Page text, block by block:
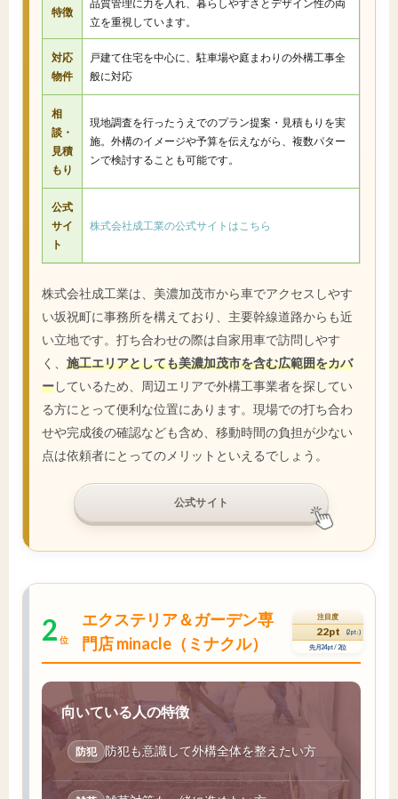
特徴
品質管理に力を入れ、暮らしやすさとデザイン性の両
立を重視しています。
対応
物件
戸建て住宅を中心に、駐車場や庭まわりの外構工事全
般に対応
相
談・
見積
もり
現地調査を行ったうえでのプラン提案・見積もりを実
施。外構のイメージや予算を伝えながら、複数パター
ンで検討することも可能です。
公式
サイ
ト
株式会社成工業の公式サイトはこちら
株式会社成工業は、美濃加茂市から車でアクセスしやす
い坂祝町に事務所を構えており、主要幹線道路からも近
い立地です。打ち合わせの際は自家用車で訪問しやす
く、 施工エリアとしても美濃加茂市を含む広範囲をカバ
ーしているため、周辺エリアで外構工事業者を探してい
る方にとって便利な位置にあります。現場での打ち合わ
せや完成後の確認なども含め、移動時間の負担が少ない
点は依頼者にとってのメリットといえるでしょう。
公式サイト
2 位
エクステリア＆ガーデン専
門店 minacle（ミナクル）
注目度
22pt (2pt↓)
先月24pt / 2位
向いている人の特徴
防犯 防犯も意識して外構全体を整えたい方